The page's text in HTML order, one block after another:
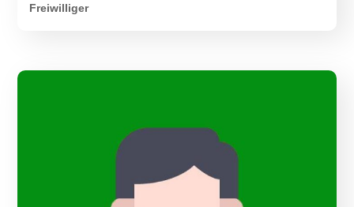
Freiwilliger